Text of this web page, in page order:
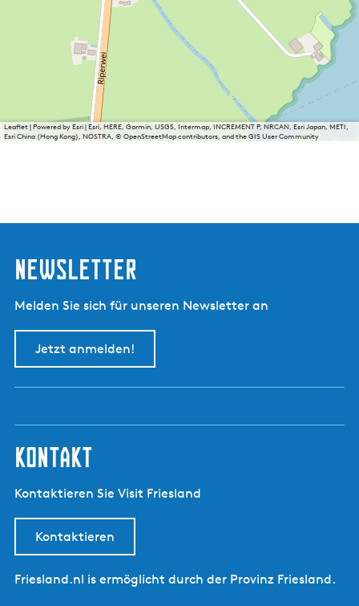
Leaflet|Powered by Esri | Esri, HERE, Garmin, USGS, Intermap, INCREMENT P, NRCAN, Esri Japan, METI,
Esri China (Hong Kong), NOSTRA, © OpenStreetMap contributors, and the GIS User Community
Newsletter
Melden Sie sich für unseren Newsletter an
Jetzt anmelden!
kontakt
Kontaktieren Sie Visit Friesland
Kontaktieren
Friesland.nl is ermöglicht durch der Provinz Friesland.